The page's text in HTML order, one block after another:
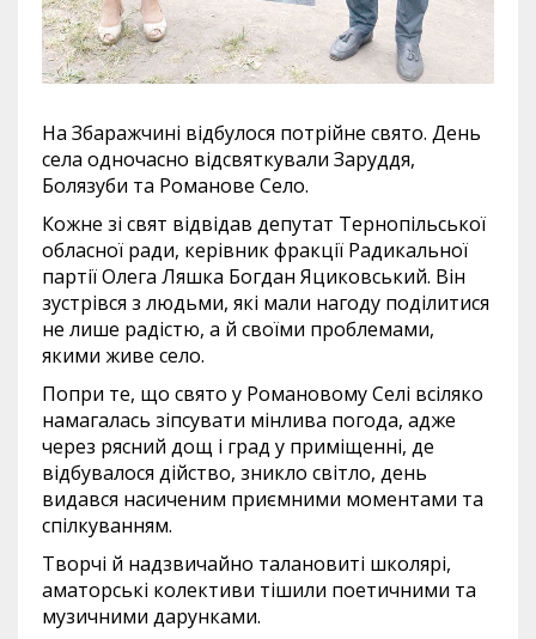
На Збаражчині відбулося потрійне свято. День
села одночасно відсвяткували Заруддя,
Болязуби та Романове Село.
Кожне зі свят відвідав депутат Тернопільської
обласної ради, керівник фракції Радикальної
партії Олега Ляшка Богдан Яциковський. Він
зустрівся з людьми, які мали нагоду поділитися
не лише радістю, а й своїми проблемами,
якими живе село.
Попри те, що свято у Романовому Cелі всіляко
намагалась зіпсувати мінлива погода, адже
через рясний дощ і град у приміщенні, де
відбувалося дійство, зникло світло, день
видався насиченим приємними моментами та
спілкуванням.
Творчі й надзвичайно талановиті школярі,
аматорські колективи тішили поетичними та
музичними дарунками.